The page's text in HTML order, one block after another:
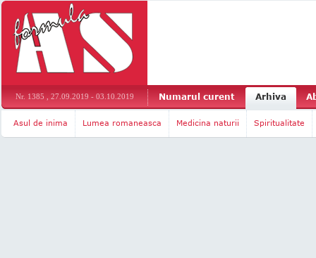
Nr. 1385 , 27.09.2019 - 03.10.2019 Numarul curent Arhiva
Asul de inima Lumea romaneasca Medicina naturii Spiritualitate